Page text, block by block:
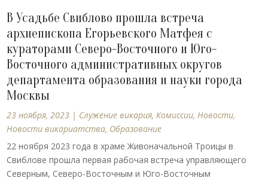
В Усадьбе Свиблово прошла встреча
архиепископа Егорьевского Матфея с
кураторами Северо-Восточного и Юго-
Восточного административных округов
департамента образования и науки города
Москвы
23 ноября, 2023 | Cлужение викария,Комиссии,Новости,
Новости викариатства, Образование
22 ноября 2023 года в храме Живоначальной Троицы в
Свиблове прошла первая рабочая встреча управляющего
Северным, Северо-Восточным и Юго-Восточным